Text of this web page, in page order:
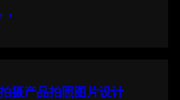
摄产品拍照图片设计